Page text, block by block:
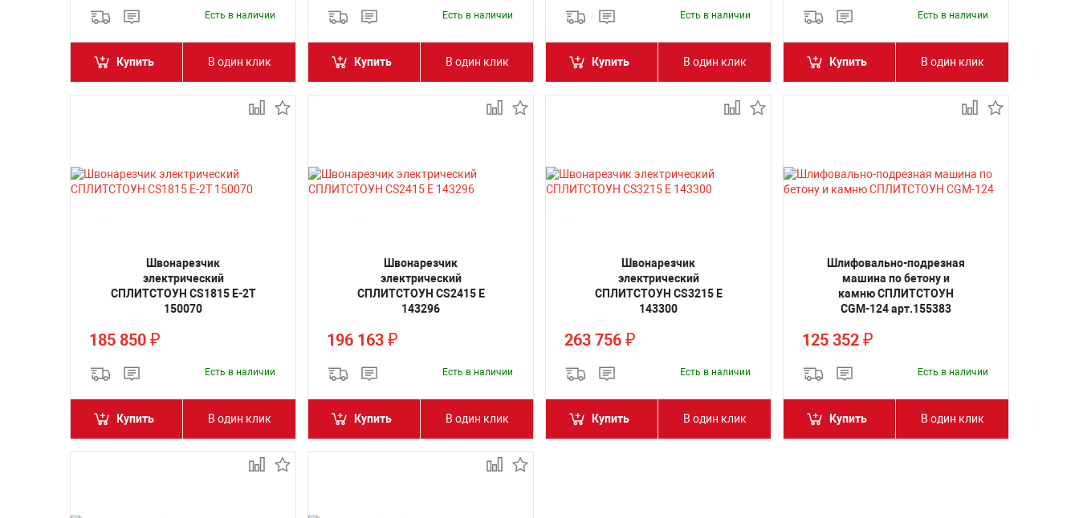
Есть в наличии
Купить В один клик
Есть в наличии
Купить В один клик
Есть в наличии
Купить В один клик
Есть в наличии
Купить В один клик
Швонарезчик
электрический
СПЛИТСТОУН CS1815 E-2T
150070
185 850 ₽
Есть в наличии
Купить В один клик
Швонарезчик
электрический
СПЛИТСТОУН CS2415 E
143296
196 163 ₽
Есть в наличии
Купить В один клик
Швонарезчик
электрический
СПЛИТСТОУН CS3215 E
143300
263 756 ₽
Есть в наличии
Купить В один клик
Шлифовально-подрезная
машина по бетону и
камню СПЛИТСТОУН
CGM-124 арт.155383
125 352 ₽
Есть в наличии
Купить В один клик